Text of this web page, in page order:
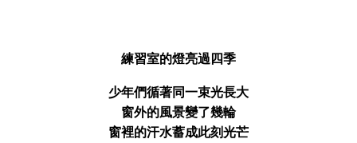
練習室的燈亮過四季
少年們循著同一束光長大
窗外的風景變了幾輪
窗裡的汗水蓄成此刻光芒